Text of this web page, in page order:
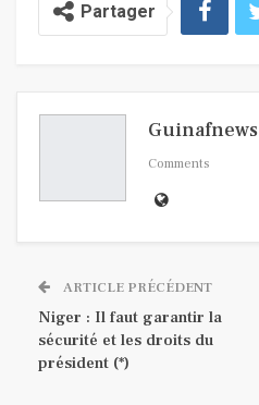
Partager
Guinafnews
Comments
ARTICLE PRÉCÉDENT
Niger : Il faut garantir la
sécurité et les droits du
président (*)